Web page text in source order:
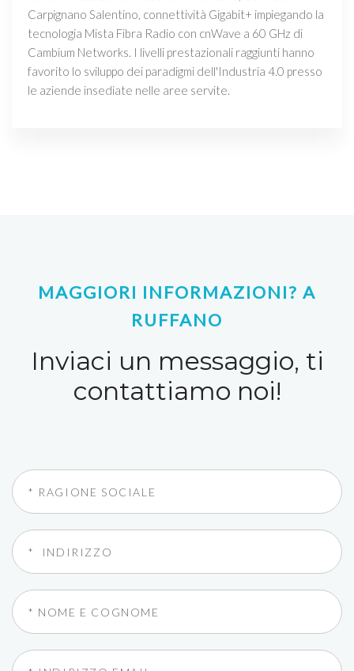
Carpignano Salentino, connettività Gigabit+ impiegando la
tecnologia Mista Fibra Radio con cnWave a 60 GHz di
Cambium Networks. I livelli prestazionali raggiunti hanno
favorito lo sviluppo dei paradigmi dell'Industria 4.0 presso
le aziende insediate nelle aree servite.
MAGGIORI INFORMAZIONI? A
RUFFANO
Inviaci un messaggio, ti
contattiamo noi!